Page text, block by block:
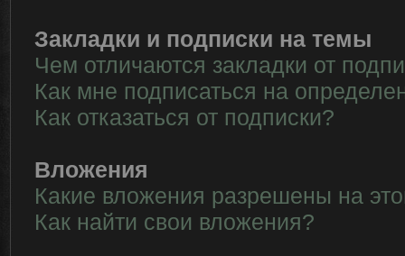
Закладки и подписки на темы
Чем отличаются закладки от
Как мне подписаться на
Как отказаться от подписки?
Вложения
Какие вложения разрешены на
Как найти свои вложения?